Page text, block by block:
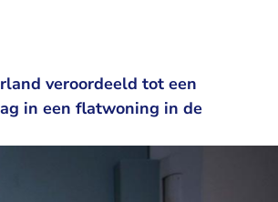
veroordeeld tot een
in een flatwoning in de